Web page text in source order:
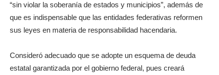
“sin violar la soberanía de estados y municipios”, además de
que es indispensable que las entidades federativas reformen
sus leyes en materia de responsabilidad hacendaria.
Consideró adecuado que se adopte un esquema de deuda
estatal garantizada por el gobierno federal, pues creará